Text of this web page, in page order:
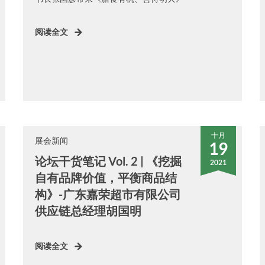
阅读全文
十月
19
2021
展会新闻
论坛干货笔记 Vol. 2 | 《挖掘
自有品牌价值，平衡商品结
构》-广东嘉荣超市有限公司
供应链总经理胡国明
阅读全文